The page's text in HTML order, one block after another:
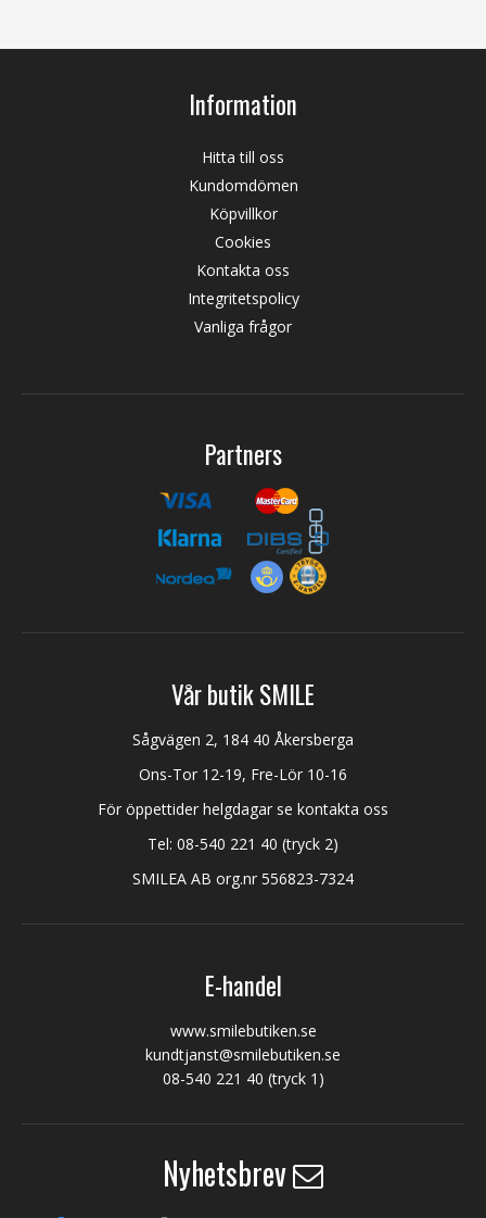
Information
Hitta till oss
Kundomdömen
Köpvillkor
Cookies
Kontakta oss
Integritetspolicy
Vanliga frågor
Partners
Vår butik SMILE
Sågvägen 2, 184 40 Åkersberga
Ons-Tor 12-19, Fre-Lör 10-16
För öppettider helgdagar se kontakta oss
Tel: 08-540 221 40 (tryck 2)
SMILEA AB org.nr 556823-7324
E-handel
www.smilebutiken.se
kundtjanst@smilebutiken.se
08-540 221 40 (tryck 1)
Nyhetsbrev